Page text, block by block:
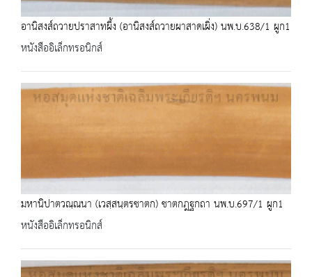
อานิสงส์ถวายปราสาทผึ้ง (อานิสงส์ถวายผาสาดเผิ่ง) นพ.บ.638/1 ผูก1
หนังสืออิเล็กทรอนิกส์
มหานิปาตวณฺณนา (เวสฺสนฺตรชาตก) ชาตกฎฐกถา นพ.บ.697/1 ผูก1
หนังสืออิเล็กทรอนิกส์